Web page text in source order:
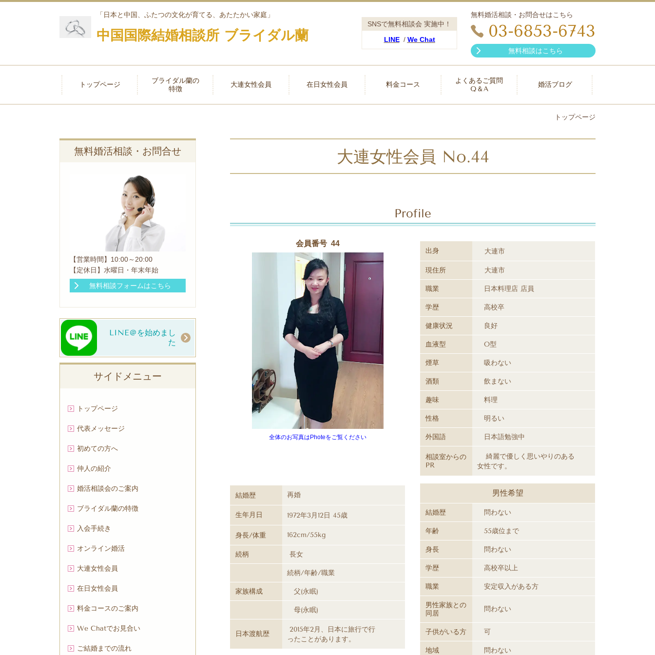
「日本と中国、ふたつの文化が育てる、あたたかい家庭」
中国国際結婚相談所 ブライダル蘭
SNSで無料相談会 実施中！
LINE/ We Chat
無料婚活相談・お問合せはこちら
03-6853-6743
無料相談はこちら
トップページ
ブライダル蘭の
特徴
大連女性会員 在日女性会員 料金コース
よくあるご質問
Q＆A
婚活ブログ
トップページ
大連女性会員 No.44
Profile
会員番号 44
全体のお写真はPhoteをご覧ください
結婚歴 再婚
生年月日 1972年3月12日 45歳
身長/体重 162cm/55kg
続柄 長女
続柄/年齢/職業
家族構成 父(永眠)
母(永眠)
日本渡航歴
2015年2月、日本に旅行で行
ったことがあります。
出身 大連市
現住所 大連市
職業 日本料理店 店員
学歴 高校卒
健康状況 良好
血液型 O型
煙草 吸わない
酒類 飲まない
趣味 料理
性格 明るい
外国語 日本語勉強中
相談室からの
PR
綺麗で優しく思いやりのある
女性です。
男性希望
結婚歴 問わない
年齢 55歳位まで
身長 問わない
学歴 高校卒以上
職業 安定収入がある方
男性家族との
同居
問わない
子供がいる方 可
地域 問わない
無料婚活相談・お問合せ
【営業時間】10:00～20:00
【定休日】水曜日・年末年始
無料相談フォームはこちら
LINE＠を始めまし
た
サイドメニュー
トップページ
代表メッセージ
初めての方へ
仲人の紹介
婚活相談会のご案内
ブライダル蘭の特徴
入会手続き
オンライン婚活
大連女性会員
在日女性会員
料金コースのご案内
We Chatでお見合い
ご結婚までの流れ